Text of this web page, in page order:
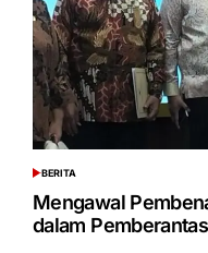
POSTED
IN
BERITA
Mengawal
dalam